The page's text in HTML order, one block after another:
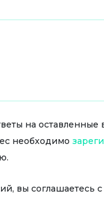
на
необходимо
вы соглашаетесь с